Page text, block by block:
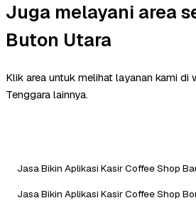
Juga melayani area
Buton Utara
Klik area untuk melihat layanan kami di
Tenggara lainnya.
Jasa Bikin Aplikasi Kasir Coffee Shop
Jasa Bikin Aplikasi Kasir Coffee Shop